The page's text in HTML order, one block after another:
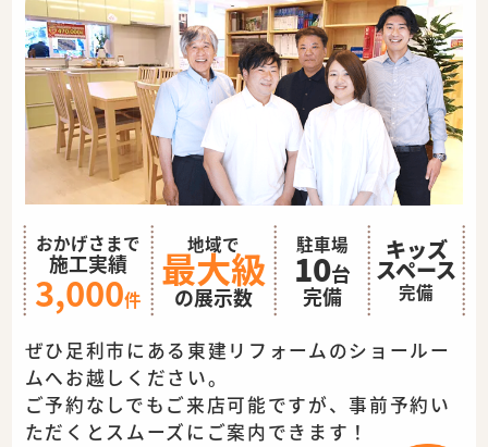
おかげさまで
施工実績
3,000件
地域で
最大級
の展示数
駐車場
10台
完備
キッズ
スペース
完備
ぜひ足利市にある東建リフォームのショールー
ムへお越しください。
ご予約なしでもご来店可能ですが、事前予約い
ただくとスムーズに ご案内できます！